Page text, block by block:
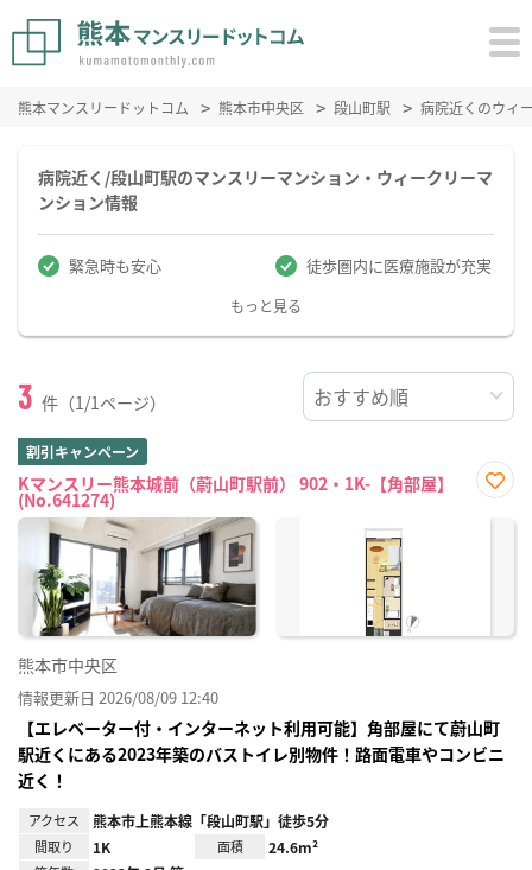
熊本マンスリードットコム 熊本市中央区 段山町駅 病院近くのウィ
病院近く/段山町駅のマンスリーマンション・ウィークリーマ
ンション情報
緊急時も安心 徒歩圏内に医療施設が充実
もっと見る
3 件（1/1ページ）
割引キャンペーン
Kマンスリー熊本城前（蔚山町駅前） 902・1K-【角部屋】
(No.641274)
に入
熊本市中央区
情報更新日 2026/08/09 12:40
【エレベーター付・インターネット利用可能】角部屋にて蔚山町
駅近くにある2023年築のバストイレ別物件！路面電車やコンビニ
近く！
アクセス 熊本市上熊本線「段山町駅」徒歩5分
間取り 1K 面積 24.6m²